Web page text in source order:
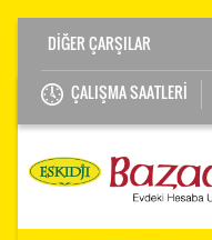
ÇALIŞMA SAATLERİ